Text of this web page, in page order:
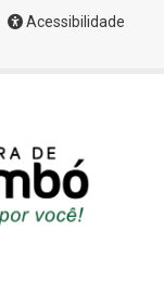
Acessibilidade